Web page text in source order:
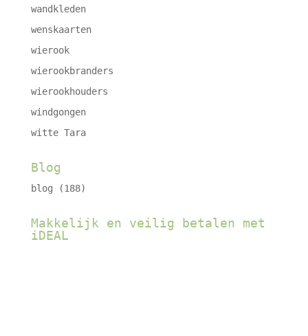
wandkleden
wenskaarten
wierook
wierookbranders
wierookhouders
windgongen
witte Tara
Blog
blog (188)
Makkelijk en veilig betalen met
iDEAL